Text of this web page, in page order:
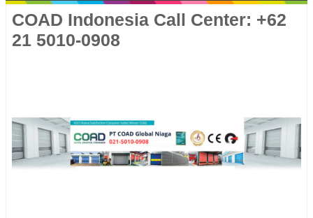
COAD Indonesia Call Center: +62
21 5010-0908